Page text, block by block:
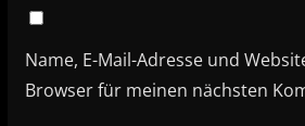
Name, E-Mail-Adresse und
Browser für meinen nächsten